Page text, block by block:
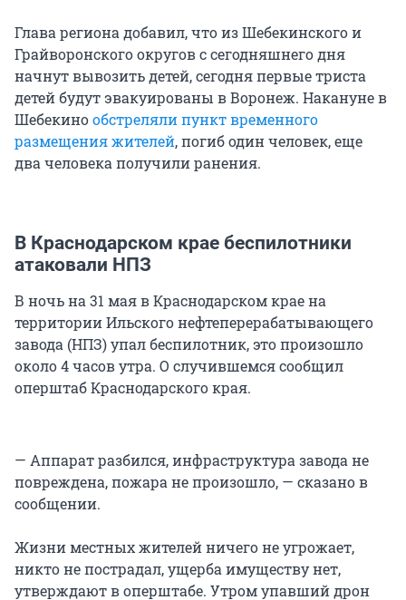
Глава региона добавил, что из Шебекинского и
Грайворонского округов с сегодняшнего дня
начнут вывозить детей, сегодня первые триста
детей будут эвакуированы в Воронеж. Накануне в
Шебекинообстреляли пункт временного
размещения жителей, погиб один человек, еще
два человека получили ранения.
В Краснодарском крае беспилотники
атаковали НПЗ
В ночь на 31 мая в Краснодарском крае на
территории Ильского нефтеперерабатывающего
завода (НПЗ) упал беспилотник, это произошло
около 4 часов утра. О случившемся сообщил
оперштаб Краснодарского края.
— Аппарат разбился, инфраструктура завода не
повреждена, пожара не произошло, — сказано в
сообщении.
Жизни местных жителей ничего не угрожает,
никто не пострадал, ущерба имуществу нет,
утверждают в оперштабе. Утром упавший дрон